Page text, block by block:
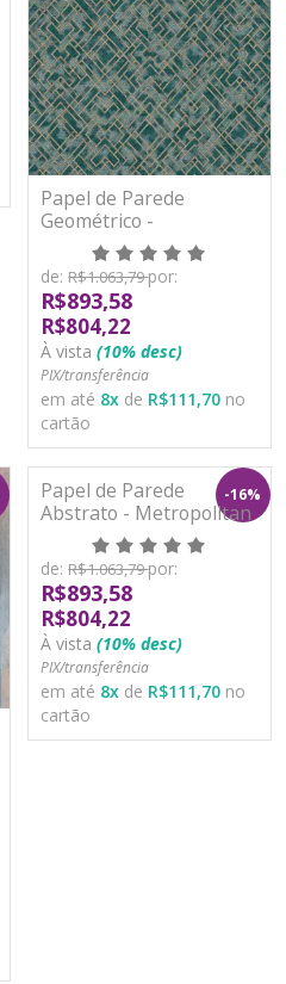
Papel de Parede
Geométrico -
Metropolitan Stories 3 -
AS388285 - Vinílico
de: R$1.063,79por:
R$893,58
R$804,22
À vista (10% desc)
PIX/transferência
em até 8x de R$111,70 no
cartão
-16%
Papel de Parede
Abstrato - Metropolitan
Stories 3 - AS391042 -
Vinílico
de: R$1.063,79por:
R$893,58
R$804,22
À vista (10% desc)
PIX/transferência
em até 8x de R$111,70 no
cartão